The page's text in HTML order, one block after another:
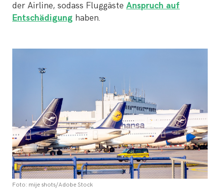
der Airline, sodass Fluggäste Anspruch auf
Entschädigung haben.
Foto: mije shots/Adobe Stock